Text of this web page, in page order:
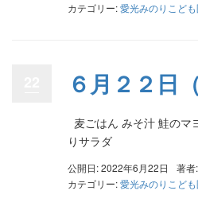
カテゴリー:愛光みのりこど
６月２２日
麦ごはん みそ汁 鮭のマ
りサラダ
公開日: 2022年6月22日 著者:
カテゴリー:愛光みのりこど